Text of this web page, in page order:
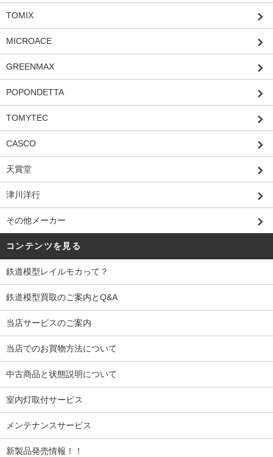
TOMIX
MICROACE
GREENMAX
POPONDETTA
TOMYTEC
CASCO
天賞堂
津川洋行
その他メーカー
コンテンツを見る
鉄道模型レイルモカって？
鉄道模型買取のご案内とQ&A
当店サービスのご案内
当店でのお買物方法について
中古商品と状態説明について
室内灯取付サービス
メンテナンスサービス
新製品発売情報！！